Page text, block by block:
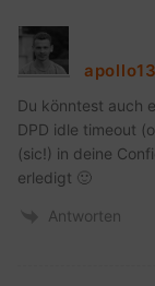
apollo13
Du könntest auch
DPD idle timeout
(sic!) in deine
erledigt 🙂
Antworten